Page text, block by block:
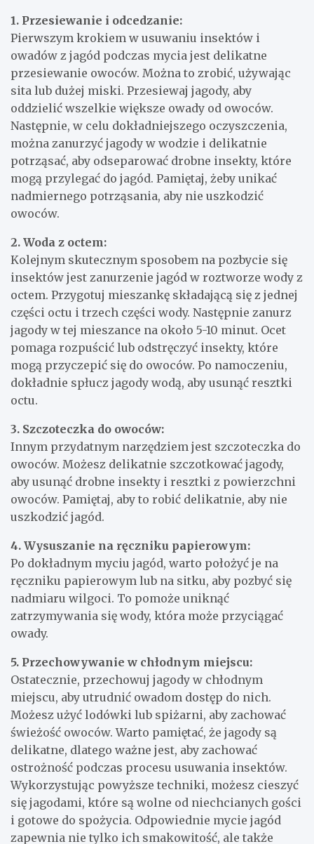
1. Przesiewanie i odcedzanie:
Pierwszym krokiem w usuwaniu insektów i
owadów z jagód podczas mycia jest delikatne
przesiewanie owoców. Można to zrobić, używając
sita lub dużej miski. Przesiewaj jagody, aby
oddzielić wszelkie większe owady od owoców.
Następnie, w celu dokładniejszego oczyszczenia,
można zanurzyć jagody w wodzie i delikatnie
potrząsać, aby odseparować drobne insekty, które
mogą przylegać do jagód. Pamiętaj, żeby unikać
nadmiernego potrząsania, aby nie uszkodzić
owoców.
2. Woda z octem:
Kolejnym skutecznym sposobem na pozbycie się
insektów jest zanurzenie jagód w roztworze wody z
octem. Przygotuj mieszankę składającą się z jednej
części octu i trzech części wody. Następnie zanurz
jagody w tej mieszance na około 5-10 minut. Ocet
pomaga rozpuścić lub odstręczyć insekty, które
mogą przyczepić się do owoców. Po namoczeniu,
dokładnie spłucz jagody wodą, aby usunąć resztki
octu.
3. Szczoteczka do owoców:
Innym przydatnym narzędziem jest szczoteczka do
owoców. Możesz delikatnie szczotkować jagody,
aby usunąć drobne insekty i resztki z powierzchni
owoców. Pamiętaj, aby to robić delikatnie, aby nie
uszkodzić jagód.
4. Wysuszanie na ręczniku papierowym:
Po dokładnym myciu jagód, warto położyć je na
ręczniku papierowym lub na sitku, aby pozbyć się
nadmiaru wilgoci. To pomoże uniknąć
zatrzymywania się wody, która może przyciągać
owady.
5. Przechowywanie w chłodnym miejscu:
Ostatecznie, przechowuj jagody w chłodnym
miejscu, aby utrudnić owadom dostęp do nich.
Możesz użyć lodówki lub spiżarni, aby zachować
świeżość owoców. Warto pamiętać, że jagody są
delikatne, dlatego ważne jest, aby zachować
ostrożność podczas procesu usuwania insektów.
Wykorzystując powyższe techniki, możesz cieszyć
się jagodami, które są wolne od niechcianych gości
i gotowe do spożycia. Odpowiednie mycie jagód
zapewnia nie tylko ich smakowitość, ale także